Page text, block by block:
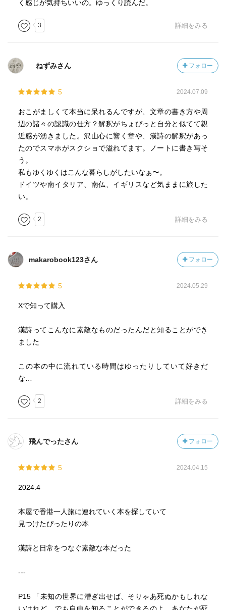
く感じが気持ちいいの。ゆっくり読んだ。
3 詳細をみる
ねずみさん フォロー
5 2024.07.09
おこがましくて本当に呆れるんですが、文章の書き方や周
辺の諸々の認識の仕方？解釈がちょぴっと自分と似てて親
近感が湧きました。沢山心に響く章や、漢詩の解釈があっ
たのでスマホがスクショで溢れてます。ノートに書き写そ
う。
私もゆくゆくはこんな暮らしがしたいなぁ〜。
ドイツや南イタリア、南仏、イギリスなど気ままに旅した
い。
2 詳細をみる
makarobook123さん フォロー
5 2024.05.29
Xで知って購入
漢詩ってこんなに素敵なものだったんだと知ることができ
ました
この本の中に流れている時間はゆったりしていて好きだ
な…
2 詳細をみる
飛んでったさん フォロー
5 2024.04.15
2024.4
本屋で香港一人旅に連れていく本を探していて
見つけたぴったりの本
漢詩と日常をつなぐ素敵な本だった
---
P15 「未知の世界に漕ぎ出せば、そりゃあ死ぬかもしれな